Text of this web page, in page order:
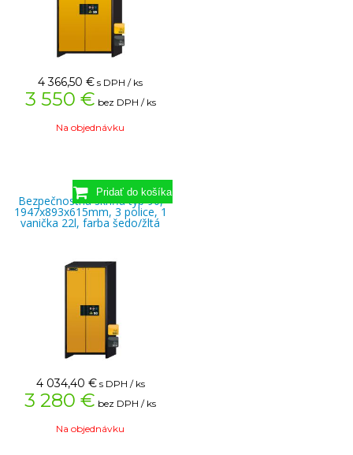
4 366,50 € s DPH / ks
3 550 € bez DPH / ks
Na objednávku
Bezpečnostná skriňa typ 90,
1947x893x615mm, 3 police, 1
vanička 22l, farba šedo/žltá
4 034,40 € s DPH / ks
3 280 € bez DPH / ks
Na objednávku